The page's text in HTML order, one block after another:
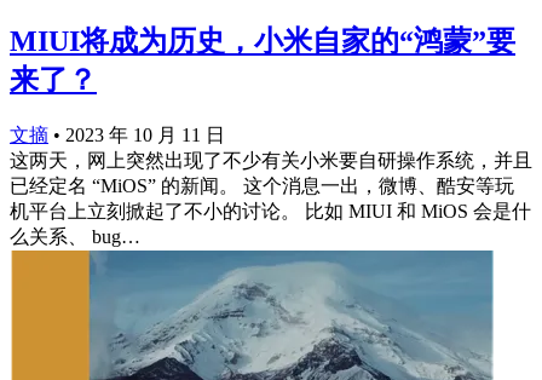
MIUI将成为历史，小米自家的“鸿蒙”要
来了？
文摘 • 2023 年 10 月 11 日
这两天，网上突然出现了不少有关小米要自研操作系统，并且
已经定名 “MiOS” 的新闻。 这个消息一出，微博、酷安等玩
机平台上立刻掀起了不小的讨论。 比如 MIUI 和 MiOS 会是什
么关系、 bug…